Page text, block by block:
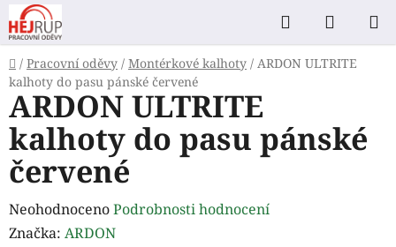
Přejít
na
obsah
Hledat
KOŠÍK
Domů
/ Pracovní oděvy / Montérkové kalhoty / ARDON ULTRITE
kalhoty do pasu pánské červené
ARDON ULTRITE
kalhoty do pasu pánské
červené
Průměrné
hodnocení
NeohodnocenoPodrobnosti hodnocení
Značka: ARDON